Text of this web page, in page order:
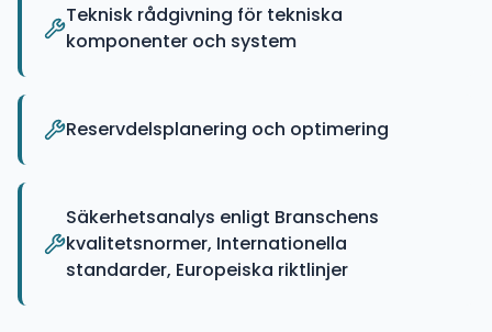
Teknisk rådgivning för tekniska
komponenter och system
Reservdelsplanering och optimering
Säkerhetsanalys enligt Branschens
kvalitetsnormer, Internationella
standarder, Europeiska riktlinjer